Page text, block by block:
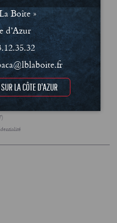
Notre engagement RSE
Boîte »
d’Azur
LA CÔTE D'AZUR